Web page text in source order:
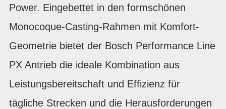
Power. Eingebettet in den formschönen
Monocoque-Casting-Rahmen mit Komfort-
Geometrie bietet der Bosch Performance Line
PX Antrieb die ideale Kombination aus
Leistungsbereitschaft und Effizienz für
tägliche Strecken und die Herausforderungen